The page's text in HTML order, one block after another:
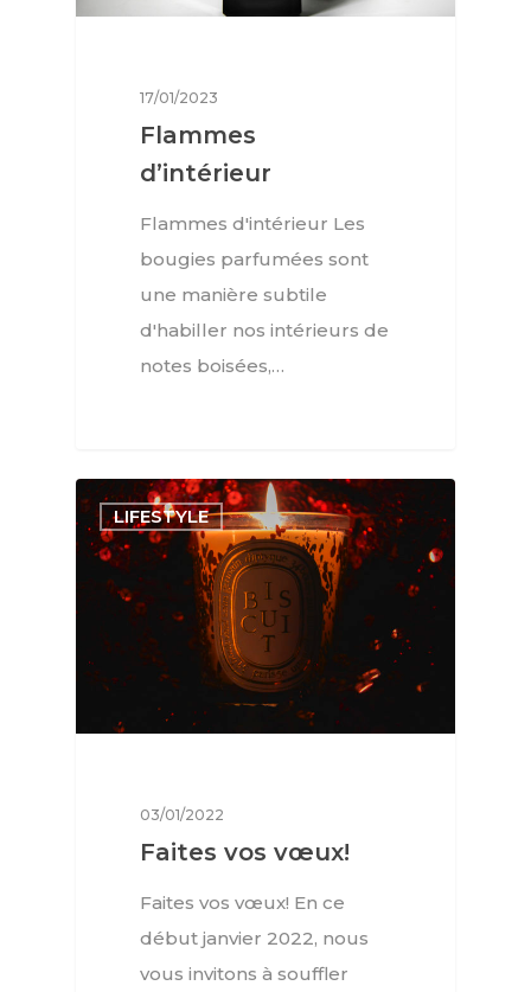
17/01/2023
Flammes
d’intérieur
Flammes d'intérieur Les
bougies parfumées sont
une manière subtile
d'habiller nos intérieurs de
notes boisées,…
LIFESTYLE
03/01/2022
Faites vos vœux!
Faites vos vœux! En ce
début janvier 2022, nous
vous invitons à souffler
Mode
Horlogerie
Joaillerie
Arts
Goûts
Livres
FR
EN
FR